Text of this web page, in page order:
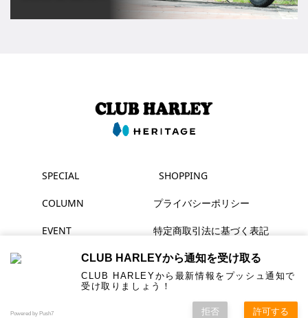
▶ YouTube
SPECIAL
COLUMN
EVENT
MAGAZINE
SHOPPING
プライバシーポリシー
特定商取引法に基づく表記
© HERITAGE Inc. All rights reserved.
CLUB HARLEYから通知を受け取る
CLUB HARLEYから最新情報をプッシュ通知で
受け取りましょう！
Powered by Push7 拒否 許可する